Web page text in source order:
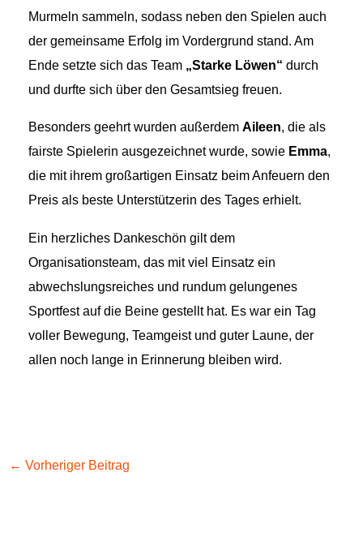
Murmeln sammeln, sodass neben den Spielen auch
der gemeinsame Erfolg im Vordergrund stand. Am
Ende setzte sich das Team „Starke Löwen“ durch
und durfte sich über den Gesamtsieg freuen.
Besonders geehrt wurden außerdemAileen, die als
fairste Spielerin ausgezeichnet wurde, sowie Emma,
die mit ihrem großartigen Einsatz beim Anfeuern den
Preis als beste Unterstützerin des Tages erhielt.
Ein herzliches Dankeschön gilt dem
Organisationsteam, das mit viel Einsatz ein
abwechslungsreiches und rundum gelungenes
Sportfest auf die Beine gestellt hat. Es war ein Tag
voller Bewegung, Teamgeist und guter Laune, der
allen noch lange in Erinnerung bleiben wird.
← Vorheriger Beitrag